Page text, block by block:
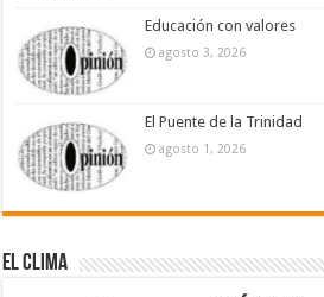
Educación con valores
agosto 3, 2026
El Puente de la Trinidad
agosto 1, 2026
El Clima